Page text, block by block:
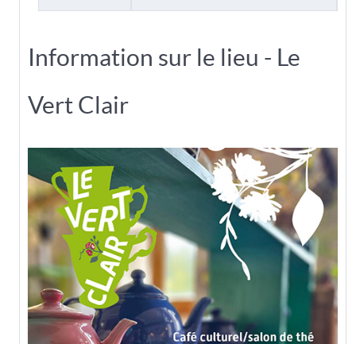
Information sur le lieu - Le
Vert Clair